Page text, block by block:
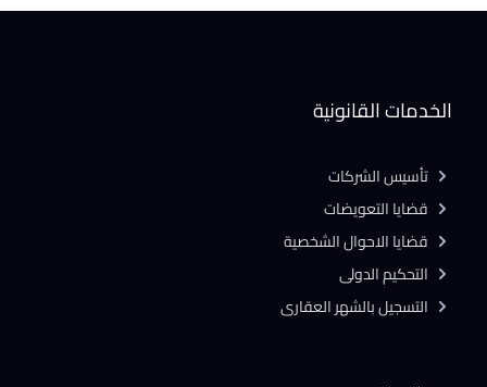
الخدمات القانونية
تأسيس الشركات
قضايا التعويضات
قضايا الاحوال الشخصية
التحكيم الدولى
التسجيل بالشهر العقارى